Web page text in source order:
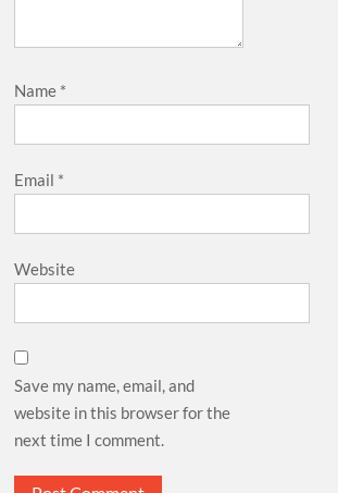
Name *
Email *
Website
Save my name, email, and
website in this browser for the
next time I comment.